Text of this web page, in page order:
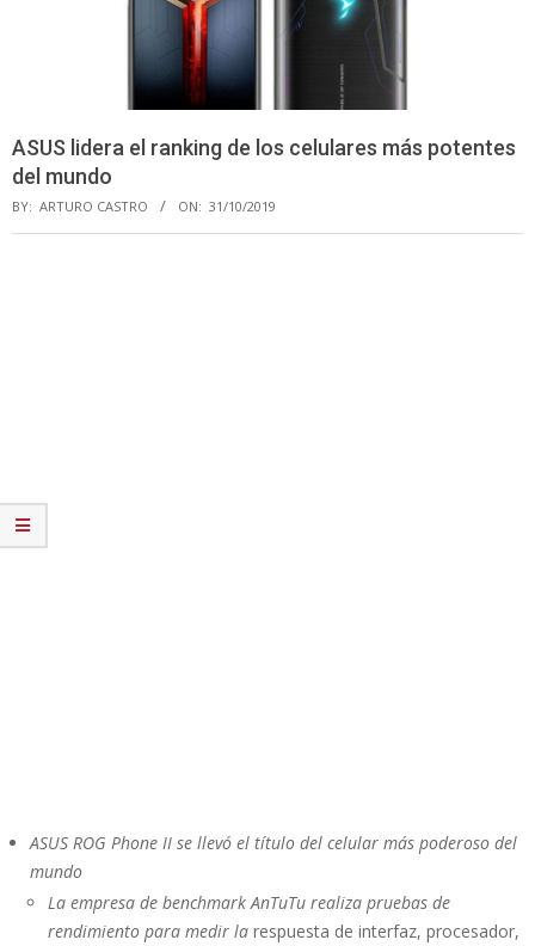
ASUS lidera el ranking de los celulares más potentes
del mundo
BY: ARTURO CASTRO ON: 31/10/2019
ASUS ROG Phone II se llevó el título del celular más poderoso del
mundo
La empresa de benchmark AnTuTu realiza pruebas de
rendimiento para medir la respuesta de interfaz, procesador,